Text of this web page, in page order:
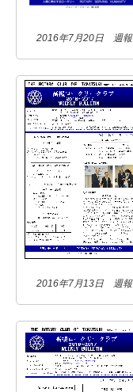
2016年7月20日 週報
2016年7月13日 週報